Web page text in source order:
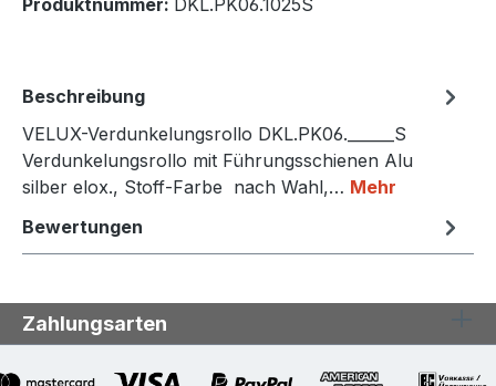
Produktnummer: DKL.PK06.1025S
Beschreibung
VELUX-Verdunkelungsrollo DKL.PK06.______S
Verdunkelungsrollo mit Führungsschienen Alu
silber elox., Stoff-Farbe nach Wahl,… Mehr
Bewertungen
Zahlungsarten